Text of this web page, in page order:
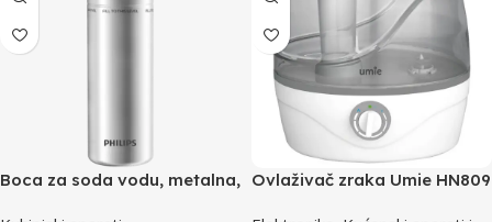
Boca za soda vodu, metalna, Ovlaživač zraka Umie HN809